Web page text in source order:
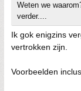
Weten we
verder....
Ik gok enigzins
vertrokken zijn.
Voorbeelden